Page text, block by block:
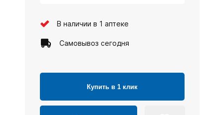
В наличии в 1 аптеке
Самовывоз сегодня
Купить в 1 клик